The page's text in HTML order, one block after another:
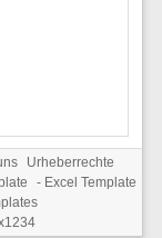
Urheberrechte
- Excel Template